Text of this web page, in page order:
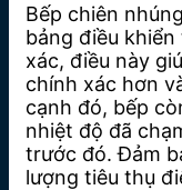
Bếp chiên
bảng điều
xác, điều này
chính xác hơn
cạnh đó, bếp
nhiệt độ đã
trước đó. Đảm
lượng tiêu thụ